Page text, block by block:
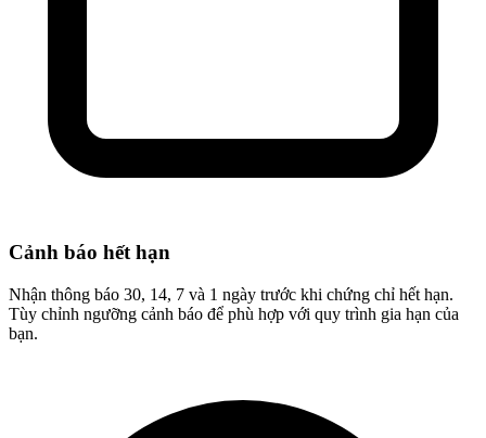
Cảnh báo hết hạn
Nhận thông báo 30, 14, 7 và 1 ngày trước khi chứng chỉ hết hạn.
Tùy chỉnh ngưỡng cảnh báo để phù hợp với quy trình gia hạn của
bạn.